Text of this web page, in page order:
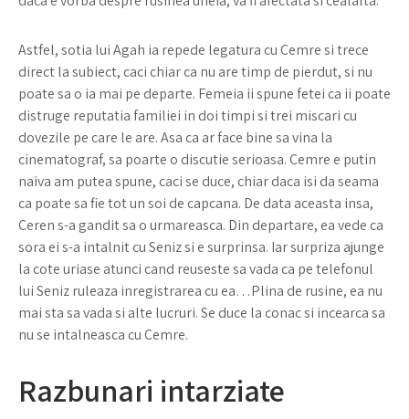
Astfel, sotia lui Agah ia repede legatura cu Cemre si trece
direct la subiect, caci chiar ca nu are timp de pierdut, si nu
poate sa o ia mai pe departe. Femeia ii spune fetei ca ii poate
distruge reputatia familiei in doi timpi si trei miscari cu
dovezile pe care le are. Asa ca ar face bine sa vina la
cinematograf, sa poarte o discutie serioasa. Cemre e putin
naiva am putea spune, caci se duce, chiar daca isi da seama
ca poate sa fie tot un soi de capcana. De data aceasta insa,
Ceren s-a gandit sa o urmareasca. Din departare, ea vede ca
sora ei s-a intalnit cu Seniz si e surprinsa. Iar surpriza ajunge
la cote uriase atunci cand reuseste sa vada ca pe telefonul
lui Seniz ruleaza inregistrarea cu ea…Plina de rusine, ea nu
mai sta sa vada si alte lucruri. Se duce la conac si incearca sa
nu se intalneasca cu Cemre.
Razbunari intarziate